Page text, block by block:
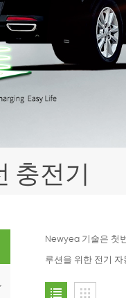
충전기
Newyea 기술은 첫
루션을 위한 전기 자